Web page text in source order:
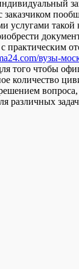
услугами
практическим
вузы-
того чтобы
количество
вопроса,
задач